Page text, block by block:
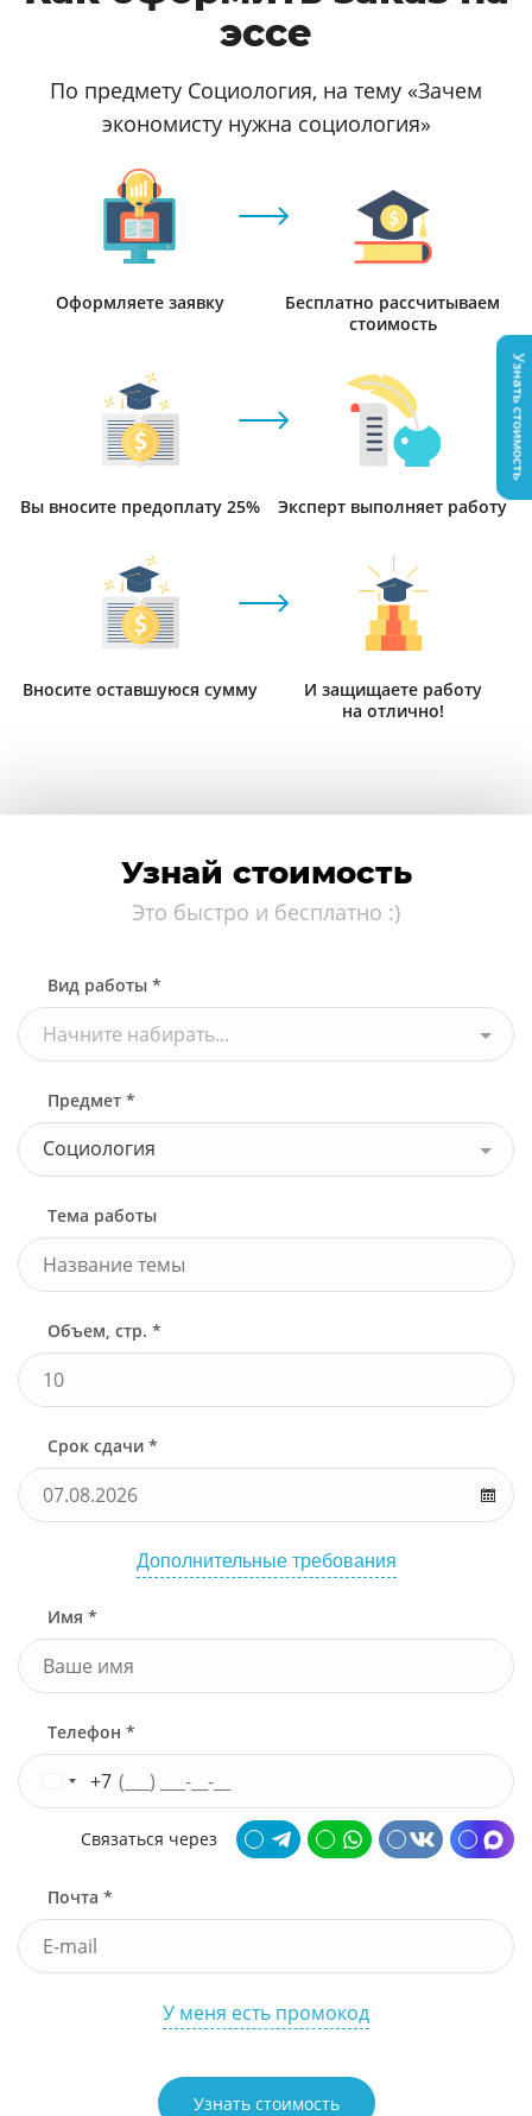
эссе
По предмету Социология, на тему «Зачем
экономисту нужна социология»
Оформляете заявку
Бесплатно рассчитываем
стоимость
Вы вносите предоплату 25% Эксперт выполняет работу
Вносите оставшуюся сумму
И защищаете работу
на отлично!
Узнай стоимость
Это быстро и бесплатно :)
Вид работы *
Начните набирать...
Предмет *
Социология
Тема работы
Объем, стр. *
Срок сдачи *
Дополнительные требования
Имя *
Телефон *
+7
Связаться через
Почта *
У меня есть промокод
Узнать стоимость
Узнать стоимость